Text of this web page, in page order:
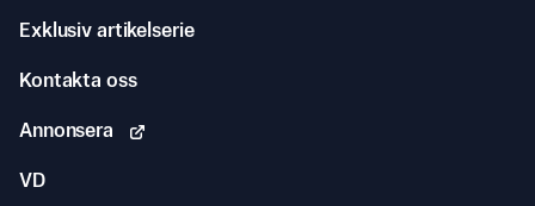
Exklusiv artikelserie
Kontakta oss
Annonsera
VD